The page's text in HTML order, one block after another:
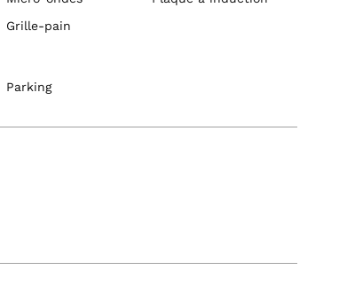
Grille-pain
Parking